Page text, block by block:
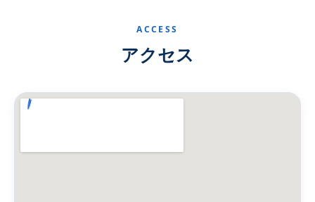
ACCESS
アクセス